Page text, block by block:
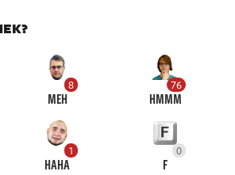
8
MEH
76
HMMM
1
HAHA
0
F